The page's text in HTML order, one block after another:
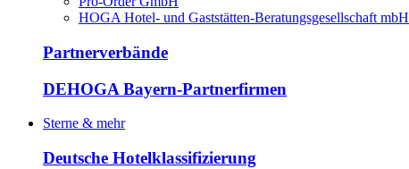
HOGA Hotel- und Gaststätten-Beratungsgesellschaft mbH
Partnerverbände
DEHOGA Bayern-Partnerfirmen
Sterne & mehr
Deutsche Hotelklassifizierung